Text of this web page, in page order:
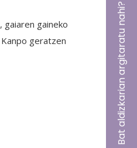
gaiaren gaineko
geratzen
Bat aldizkarian argitaratu nahi?